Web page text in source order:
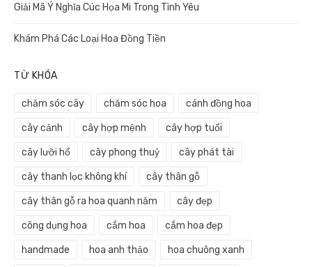
Giải Mã Ý Nghĩa Cúc Họa Mi Trong Tình Yêu
Khám Phá Các Loại Hoa Đồng Tiền
TỪ KHÓA
chăm sóc cây chăm sóc hoa cánh đồng hoa
cây cảnh cây hợp mệnh cây hợp tuổi
cây lưỡi hổ cây phong thuỷ cây phát tài
cây thanh lọc không khí cây thân gỗ
cây thân gỗ ra hoa quanh năm cây đẹp
công dụng hoa cắm hoa cắm hoa đẹp
handmade hoa anh thảo hoa chuông xanh